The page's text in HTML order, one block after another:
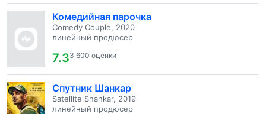
Комедийная парочка
Comedy Couple, 2020
линейный продюсер
7.33 600 оценки
Спутник Шанкар
Satellite Shankar, 2019
линейный продюсер